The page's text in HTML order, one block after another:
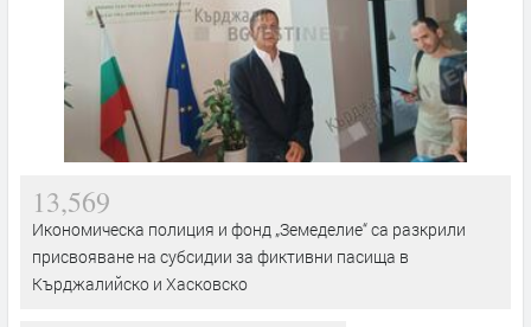
13,569
Икономическа полиция и фонд „Земеделие“ са разкрили
присвояване на субсидии за фиктивни пасища в
Кърджалийско и Хасковско